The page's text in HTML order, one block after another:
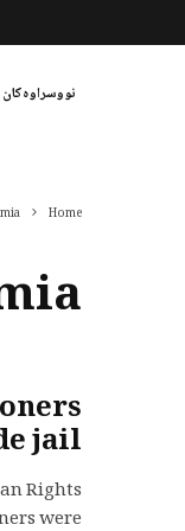
نووسراوەکان
Home
jail
Rights
were